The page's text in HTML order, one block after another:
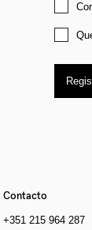
Contacto
+351 215 964 287